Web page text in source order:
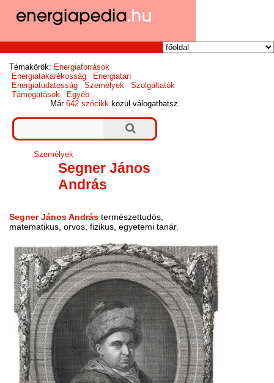
Témakörök: Energiaforrások
Energiatakarékosság
Energiatan
Energiatudatosság
Személyek
Szolgáltatók
Támogatások
Egyéb
Már642 szócikk közül válogathatsz.
Személyek
Segner János
András
Segner János András természettudós,
matematikus, orvos, fizikus, egyetemi tanár.